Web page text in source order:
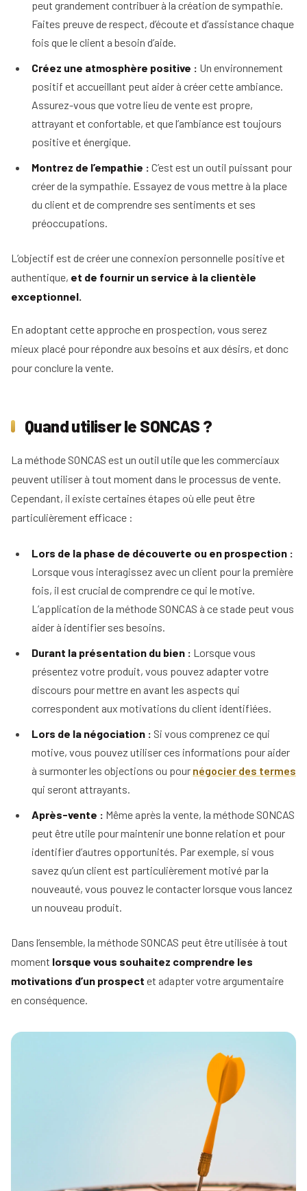
peut grandement contribuer à la création de sympathie.
Faites preuve de respect, d’écoute et d’assistance chaque
fois que le client a besoin d’aide.
Créez une atmosphère positive : Un environnement
positif et accueillant peut aider à créer cette ambiance.
Assurez-vous que votre lieu de vente est propre,
attrayant et confortable, et que l’ambiance est toujours
positive et énergique.
Montrez de l’empathie : C’est est un outil puissant pour
créer de la sympathie. Essayez de vous mettre à la place
du client et de comprendre ses sentiments et ses
préoccupations.
L’objectif est de créer une connexion personnelle positive et
authentique, et de fournir un service à la clientèle
exceptionnel.
En adoptant cette approche en prospection, vous serez
mieux placé pour répondre aux besoins et aux désirs, et donc
pour conclure la vente.
Quand utiliser le SONCAS ?
La méthode SONCAS est un outil utile que les commerciaux
peuvent utiliser à tout moment dans le processus de vente.
Cependant, il existe certaines étapes où elle peut être
particulièrement efficace :
Lors de la phase de découverte ou en prospection :
Lorsque vous interagissez avec un client pour la première
fois, il est crucial de comprendre ce qui le motive.
L’application de la méthode SONCAS à ce stade peut vous
aider à identifier ses besoins.
Durant la présentation du bien : Lorsque vous
présentez votre produit, vous pouvez adapter votre
discours pour mettre en avant les aspects qui
correspondent aux motivations du client identifiées.
Lors de la négociation : Si vous comprenez ce qui
motive, vous pouvez utiliser ces informations pour aider
à surmonter les objections ou pour négocier des termes
qui seront attrayants.
Après-vente : Même après la vente, la méthode SONCAS
peut être utile pour maintenir une bonne relation et pour
identifier d’autres opportunités. Par exemple, si vous
savez qu’un client est particulièrement motivé par la
nouveauté, vous pouvez le contacter lorsque vous lancez
un nouveau produit.
Dans l’ensemble, la méthode SONCAS peut être utilisée à tout
moment lorsque vous souhaitez comprendre les
motivations d’un prospect et adapter votre argumentaire
en conséquence.